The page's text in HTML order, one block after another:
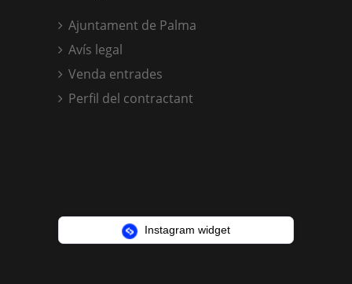
Ajuntament de Palma
Avís legal
Venda entrades
Perfil del contractant
Instagram widget